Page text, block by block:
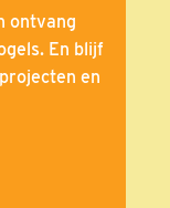
ontvang
En blijf
en